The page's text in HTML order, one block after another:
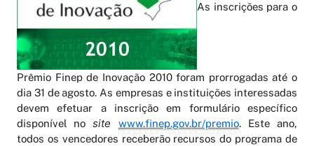
As inscrições para o
Prêmio Finep de Inovação 2010 foram prorrogadas até o
dia 31 de agosto. As empresas e instituições interessadas
devem efetuar a inscrição em formulário específico
disponível nosite www.finep.gov.br/premio. Este ano,
todos os vencedores receberão recursos do programa de